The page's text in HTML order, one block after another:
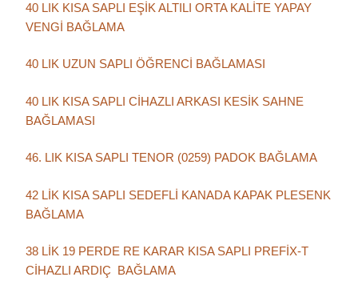
40 LIK KISA SAPLI EŞİK ALTILI ORTA KALİTE YAPAY
VENGİ BAĞLAMA
40 LIK UZUN SAPLI ÖĞRENCİ BAĞLAMASI
40 LIK KISA SAPLI CİHAZLI ARKASI KESİK SAHNE
BAĞLAMASI
46. LIK KISA SAPLI TENOR (0259) PADOK BAĞLAMA
42 LİK KISA SAPLI SEDEFLİ KANADA KAPAK PLESENK
BAĞLAMA
38 LİK 19 PERDE RE KARAR KISA SAPLI PREFİX-T
CİHAZLI ARDIÇ BAĞLAMA